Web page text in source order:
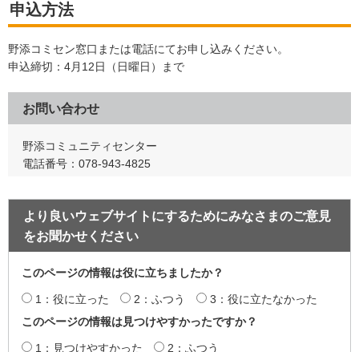
申込方法
野添コミセン窓口または電話にてお申し込みください。
申込締切：4月12日（日曜日）まで
お問い合わせ
野添コミュニティセンター
電話番号：078-943-4825
より良いウェブサイトにするためにみなさまのご意見
をお聞かせください
このページの情報は役に立ちましたか？
1：役に立った 2：ふつう
3：役に立たなかった
このページの情報は見つけやすかったですか？
1：見つけやすかった
2：ふつう